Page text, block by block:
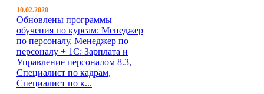
10.02.2020
Обновлены программы
обучения по курсам: Менеджер
по персоналу, Менеджер по
персоналу + 1С: Зарплата и
Управление персоналом 8.3,
Специалист по кадрам,
Специалист по к...